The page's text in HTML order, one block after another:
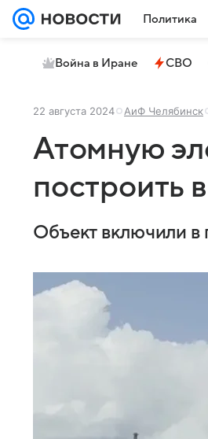
Политика
Война в Иране СВО
22 августа 2024 АиФ Челябинск
Атомную
построить
Объект включили в